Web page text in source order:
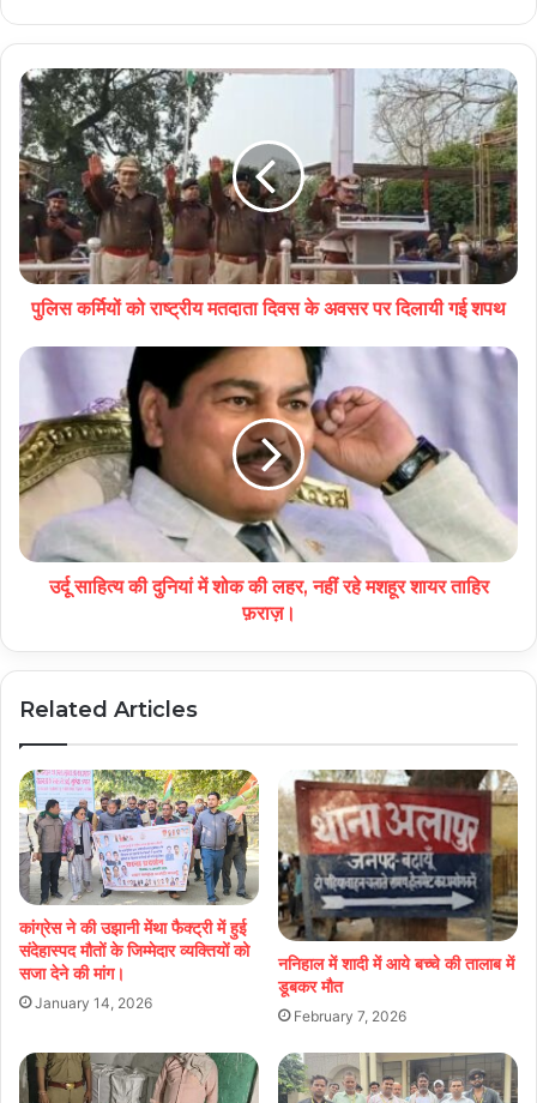
पुलिस कर्मियों को राष्ट्रीय मतदाता दिवस के अवसर पर दिलायी गई शपथ
उर्दू साहित्य की दुनियां में शोक की लहर, नहीं रहे मशहूर शायर ताहिर
फ़राज़।
Related Articles
कांग्रेस ने की उझानी मेंथा फैक्ट्री में हुई
संदेहास्पद मौतों के जिम्मेदार व्यक्तियों को
सजा देने की मांग।
January 14, 2026
ननिहाल में शादी में आये बच्चे की तालाब में
डूबकर मौत
February 7, 2026